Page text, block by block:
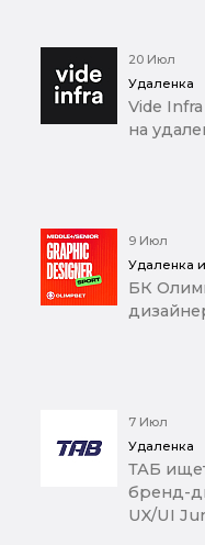
20 Июл
Удаленка
Vide
на
9 Июл
Удаленка
БК
7 Июл
Удаленка
ТАБ
бренд-
UX/UI